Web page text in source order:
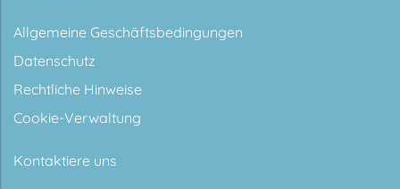
Allgemeine Geschäftsbedingungen
Datenschutz
Rechtliche Hinweise
Cookie-Verwaltung
Kontaktiere uns